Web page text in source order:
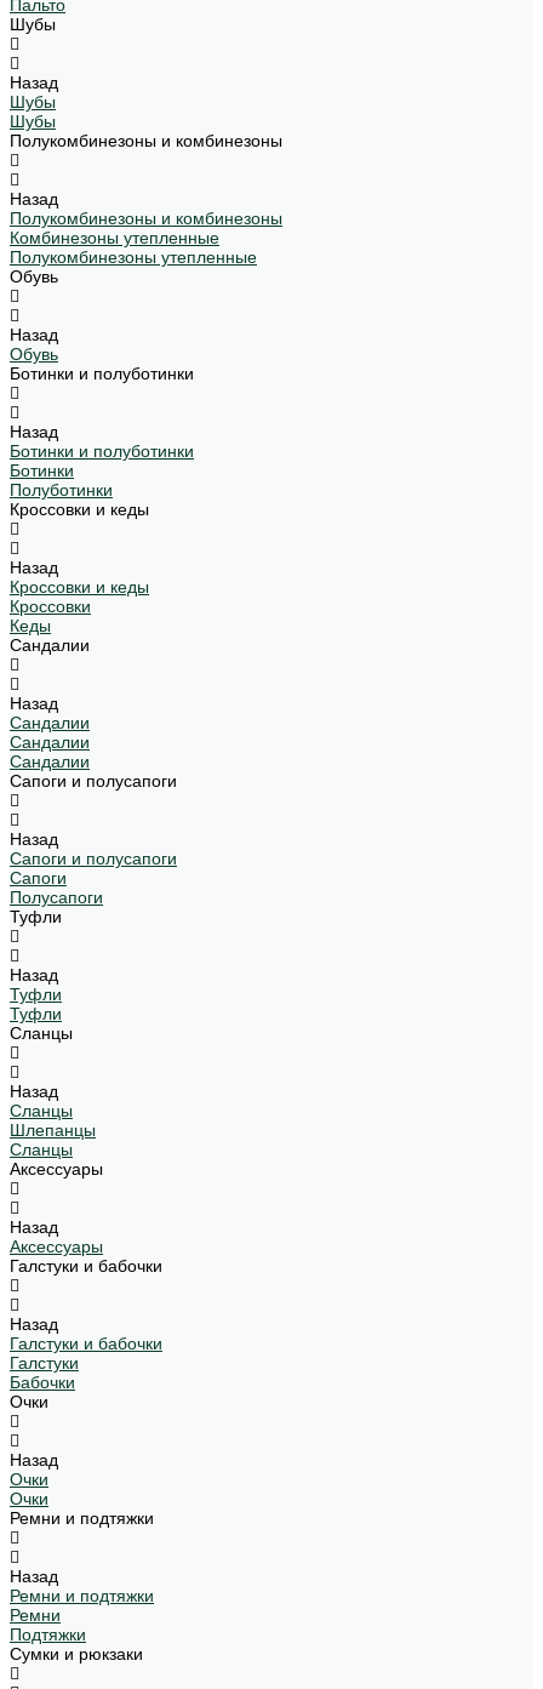
Пальто
Шубы
Назад
Шубы
Шубы
Полукомбинезоны и комбинезоны
Назад
Полукомбинезоны и комбинезоны
Комбинезоны утепленные
Полукомбинезоны утепленные
Обувь
Назад
Обувь
Ботинки и полуботинки
Назад
Ботинки и полуботинки
Ботинки
Полуботинки
Кроссовки и кеды
Назад
Кроссовки и кеды
Кроссовки
Кеды
Сандалии
Назад
Сандалии
Сандалии
Сандалии
Сапоги и полусапоги
Назад
Сапоги и полусапоги
Сапоги
Полусапоги
Туфли
Назад
Туфли
Туфли
Сланцы
Назад
Сланцы
Шлепанцы
Сланцы
Аксессуары
Назад
Аксессуары
Галстуки и бабочки
Назад
Галстуки и бабочки
Галстуки
Бабочки
Очки
Назад
Очки
Очки
Ремни и подтяжки
Назад
Ремни и подтяжки
Ремни
Подтяжки
Сумки и рюкзаки